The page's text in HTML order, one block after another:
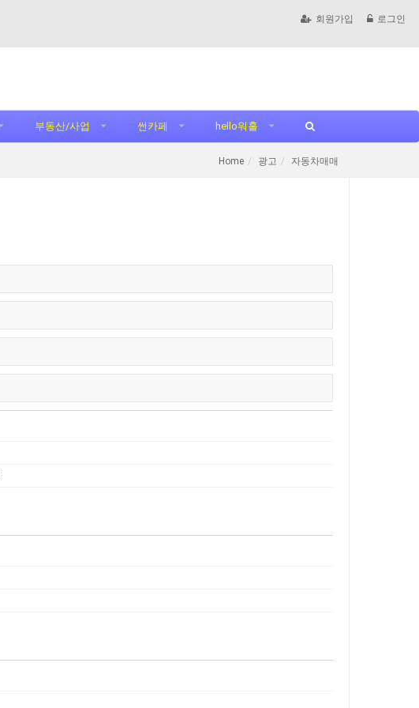
회원가입 로그인
부동산/사업 썬카페 hello워홀
Home 광고 자동차매매